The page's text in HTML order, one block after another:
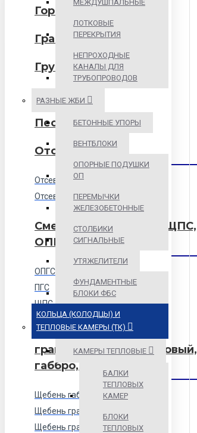
Горная порода
Гравий
Грунт
Керамзит
Песок
Отсев
Отсев гранитный
Отсев известняковый
Смеси песчаные ПГС, ЩПС,
ОПГС
ОПГС
ПГС
ЩПС
Щебень (гранитный,
гравийный, известняковый,
габбро, малиновый)
Щебень габбро-диабаз
Щебень гравийный
Щебень гранитный
МЕЖДУШПАЛЬНЫЕ
ЛОТКОВЫЕ
ПЕРЕКРЫТИЯ
НЕПРОХОДНЫЕ
КАНАЛЫ ДЛЯ
ТРУБОПРОВОДОВ
РАЗНЫЕ ЖБИ
БЕТОННЫЕ УПОРЫ
ВЕНТБЛОКИ
ОПОРНЫЕ ПОДУШКИ
ОП
ПЕРЕМЫЧКИ
ЖЕЛЕЗОБЕТОННЫЕ
СТОЛБИКИ
СИГНАЛЬНЫЕ
УТЯЖЕЛИТЕЛИ
ФУНДАМЕНТНЫЕ
БЛОКИ ФБС
КОЛЬЦА (КОЛОДЦЫ) И
ТЕПЛОВЫЕ КАМЕРЫ (ТК)
КАМЕРЫ ТЕПЛОВЫЕ
БАЛКИ
ТЕПЛОВЫХ
КАМЕР
БЛОКИ
ТЕПЛОВЫХ